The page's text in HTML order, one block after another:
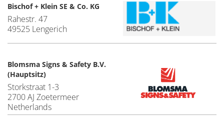
Bischof + Klein SE & Co. KG
Rahestr. 47
49525 Lengerich
Blomsma Signs & Safety B.V.
(Hauptsitz)
Storkstraat 1-3
2700 AJ Zoetermeer
Netherlands